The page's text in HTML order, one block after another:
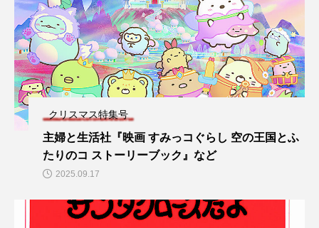
クリスマス特集号
主婦と生活社『映画 すみっコぐらし 空の王国とふ
たりのコ ストーリーブック』など
2025.09.17